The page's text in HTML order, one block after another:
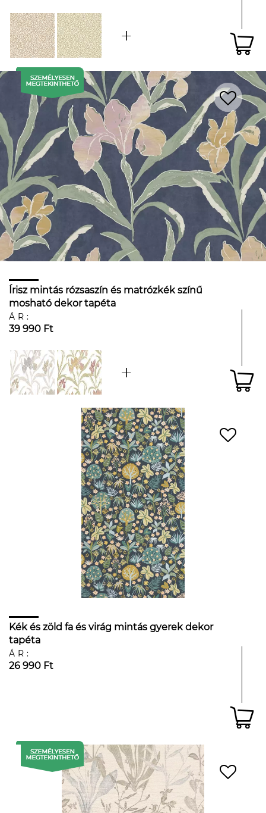
Írisz mintás rózsaszín és matrózkék színű
mosható dekor tapéta
ÁR:
39 990 Ft
Kék és zöld fa és virág mintás gyerek dekor
tapéta
ÁR:
26 990 Ft